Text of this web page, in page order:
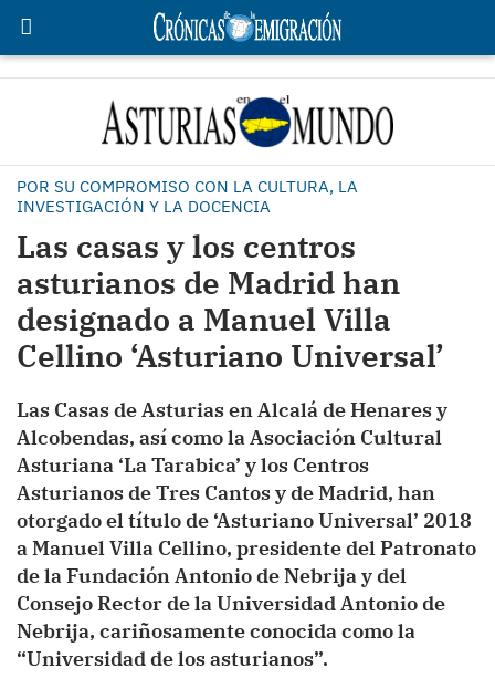
POR SU COMPROMISO CON LA CULTURA, LA
INVESTIGACIÓN Y LA DOCENCIA
Las casas y los centros
asturianos de Madrid han
designado a Manuel Villa
Cellino ‘Asturiano Universal’
Las Casas de Asturias en Alcalá de Henares y
Alcobendas, así como la Asociación Cultural
Asturiana ‘La Tarabica’ y los Centros
Asturianos de Tres Cantos y de Madrid, han
otorgado el título de ‘Asturiano Universal’ 2018
a Manuel Villa Cellino, presidente del Patronato
de la Fundación Antonio de Nebrija y del
Consejo Rector de la Universidad Antonio de
Nebrija, cariñosamente conocida como la
“Universidad de los asturianos”.